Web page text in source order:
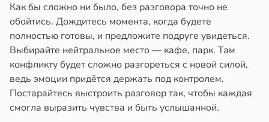
Как бы сложно ни было, без разговора точно не
обойтись. Дождитесь момента, когда будете
полностью готовы, и предложите подруге увидеться.
Выбирайте нейтральное место — кафе, парк. Там
конфликту будет сложно разгореться с новой силой,
ведь эмоции придётся держать под контролем.
Постарайтесь выстроить разговор так, чтобы каждая
смогла выразить чувства и быть услышанной.